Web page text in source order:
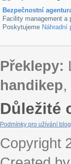
Bezpečnostní
Facility management a
Poskytujeme Náhradní
Překlepy:
handikep,
Důležité
Podmínky pro užívání
Copyright